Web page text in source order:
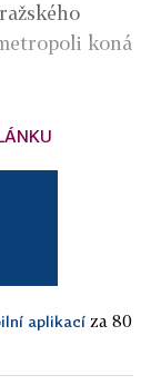
koná
aplikací za 80